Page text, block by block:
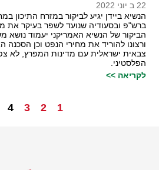
22 ב יוני 2022
הנשיא ביידן יגיע לביקור במזרח התיכון
ברש"פ ובסעודיה שנועד לשפר בעיקר את
הביקור של הנשיא האמריקני יעמוד נושא
ורצונו להוריד את מחירי הנפט וכן הסכנה
צבאית ישראלית עם מדינות המפרץ, לא
הפלסטיני.
לקריאה >>
1
2
3
4